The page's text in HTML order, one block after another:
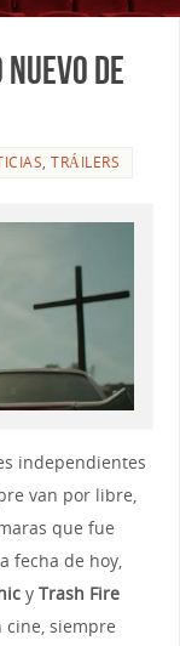
de
,TRÁILERS
independientes
van por libre,
que fue
fecha de hoy,
y Trash Fire
siempre